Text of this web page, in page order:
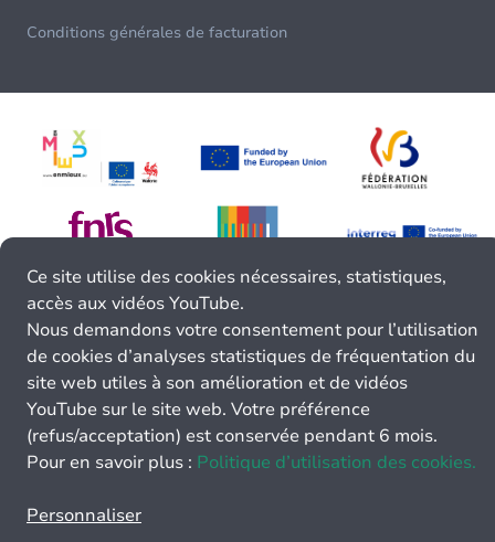
Conditions générales de facturation
Ce site utilise des cookies nécessaires, statistiques,
accès aux vidéos YouTube.
Nous demandons votre consentement pour l’utilisation
de cookies d’analyses statistiques de fréquentation du
site web utiles à son amélioration et de vidéos
YouTube sur le site web. Votre préférence
(refus/acceptation) est conservée pendant 6 mois.
Pour en savoir plus : Politique d’utilisation des cookies.
Personnaliser